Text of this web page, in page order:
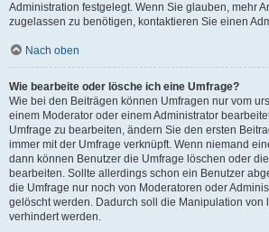
Administration festgelegt. Wenn Sie glauben, mehr
zugelassen zu benötigen, kontaktieren Sie einen
Nach oben
Wie bearbeite oder lösche ich eine Umfrage?
Wie bei den Beiträgen können Umfragen nur vom
einem Moderator oder einem Administrator
Umfrage zu bearbeiten, ändern Sie den ersten
immer mit der Umfrage verknüpft. Wenn niemand
dann können Benutzer die Umfrage löschen oder
bearbeiten. Sollte allerdings schon ein Benutzer
die Umfrage nur noch von Moderatoren oder
gelöscht werden. Dadurch soll die Manipulation von
verhindert werden.